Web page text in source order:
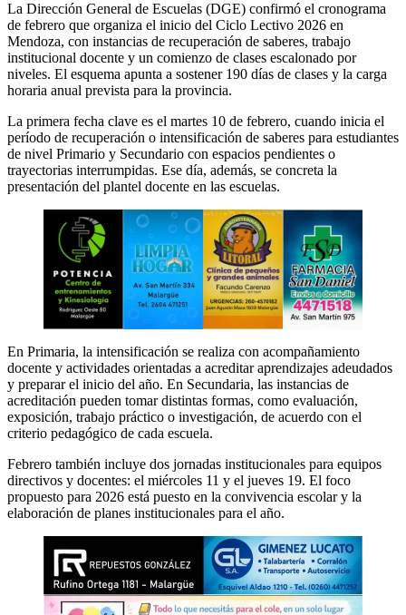
La Dirección General de Escuelas (DGE) confirmó el cronograma
de febrero que organiza el inicio del Ciclo Lectivo 2026 en
Mendoza, con instancias de recuperación de saberes, trabajo
institucional docente y un comienzo de clases escalonado por
niveles. El esquema apunta a sostener 190 días de clases y la carga
horaria anual prevista para la provincia.
La primera fecha clave es el martes 10 de febrero, cuando inicia el
período de recuperación o intensificación de saberes para estudiantes
de nivel Primario y Secundario con espacios pendientes o
trayectorias interrumpidas. Ese día, además, se concreta la
presentación del plantel docente en las escuelas.
En Primaria, la intensificación se realiza con acompañamiento
docente y actividades orientadas a acreditar aprendizajes adeudados
y preparar el inicio del año. En Secundaria, las instancias de
acreditación pueden tomar distintas formas, como evaluación,
exposición, trabajo práctico o investigación, de acuerdo con el
criterio pedagógico de cada escuela.
Febrero también incluye dos jornadas institucionales para equipos
directivos y docentes: el miércoles 11 y el jueves 19. El foco
propuesto para 2026 está puesto en la convivencia escolar y la
elaboración de planes institucionales para el año.